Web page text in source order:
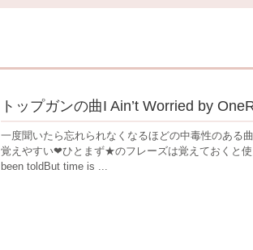
トップガンの曲I Ain’t Worried by
一度聞いたら忘れられなくなるほどの中毒性のある
覚えやすい❤︎ひとまず★のフレーズは覚えておくと
been toldBut time is ...